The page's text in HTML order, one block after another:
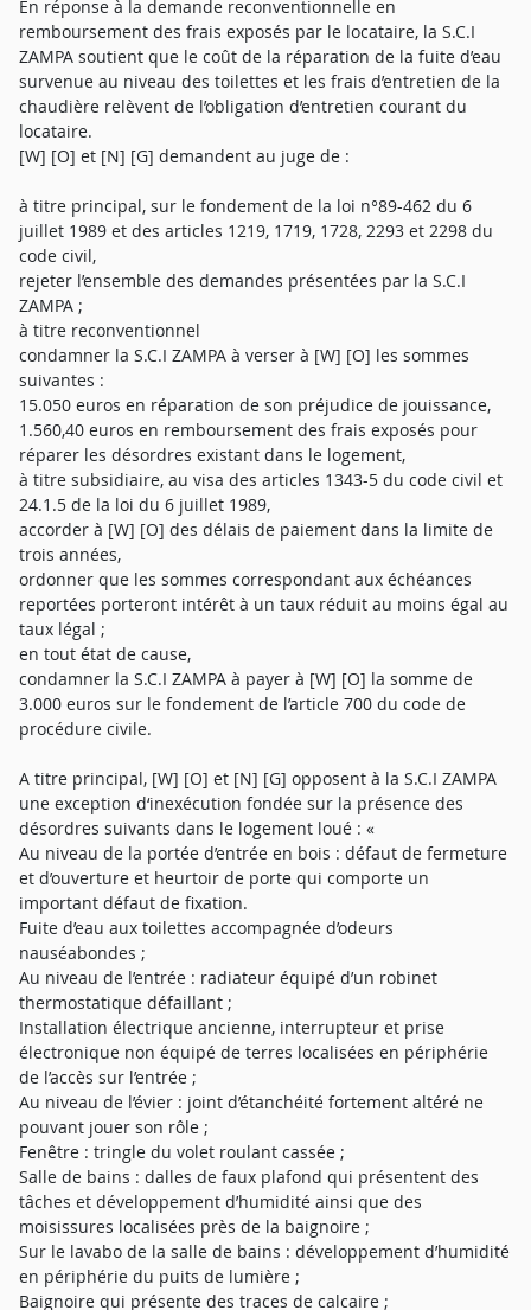
En réponse à la demande reconventionnelle en
remboursement des frais exposés par le locataire, la S.C.I
ZAMPA soutient que le coût de la réparation de la fuite d’eau
survenue au niveau des toilettes et les frais d’entretien de la
chaudière relèvent de l’obligation d’entretien courant du
locataire.
[W] [O] et [N] [G] demandent au juge de :
à titre principal, sur le fondement de la loi n°89-462 du 6
juillet 1989 et des articles 1219, 1719, 1728, 2293 et 2298 du
code civil,
rejeter l’ensemble des demandes présentées par la S.C.I
ZAMPA ;
à titre reconventionnel
condamner la S.C.I ZAMPA à verser à [W] [O] les sommes
suivantes :
15.050 euros en réparation de son préjudice de jouissance,
1.560,40 euros en remboursement des frais exposés pour
réparer les désordres existant dans le logement,
à titre subsidiaire, au visa des articles 1343-5 du code civil et
24.1.5 de la loi du 6 juillet 1989,
accorder à [W] [O] des délais de paiement dans la limite de
trois années,
ordonner que les sommes correspondant aux échéances
reportées porteront intérêt à un taux réduit au moins égal au
taux légal ;
en tout état de cause,
condamner la S.C.I ZAMPA à payer à [W] [O] la somme de
3.000 euros sur le fondement de l’article 700 du code de
procédure civile.
A titre principal, [W] [O] et [N] [G] opposent à la S.C.I ZAMPA
une exception d‘inexécution fondée sur la présence des
désordres suivants dans le logement loué : «
Au niveau de la portée d’entrée en bois : défaut de fermeture
et d’ouverture et heurtoir de porte qui comporte un
important défaut de fixation.
Fuite d’eau aux toilettes accompagnée d’odeurs
nauséabondes ;
Au niveau de l’entrée : radiateur équipé d’un robinet
thermostatique défaillant ;
Installation électrique ancienne, interrupteur et prise
électronique non équipé de terres localisées en périphérie
de l’accès sur l’entrée ;
Au niveau de l’évier : joint d’étanchéité fortement altéré ne
pouvant jouer son rôle ;
Fenêtre : tringle du volet roulant cassée ;
Salle de bains : dalles de faux plafond qui présentent des
tâches et développement d’humidité ainsi que des
moisissures localisées près de la baignoire ;
Sur le lavabo de la salle de bains : développement d’humidité
en périphérie du puits de lumière ;
Baignoire qui présente des traces de calcaire ;